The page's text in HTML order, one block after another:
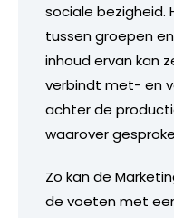
sociale bezigheid.
tussen groepen
inhoud ervan kan
verbindt met- en
achter de
waarover
Zo kan de
de voeten met